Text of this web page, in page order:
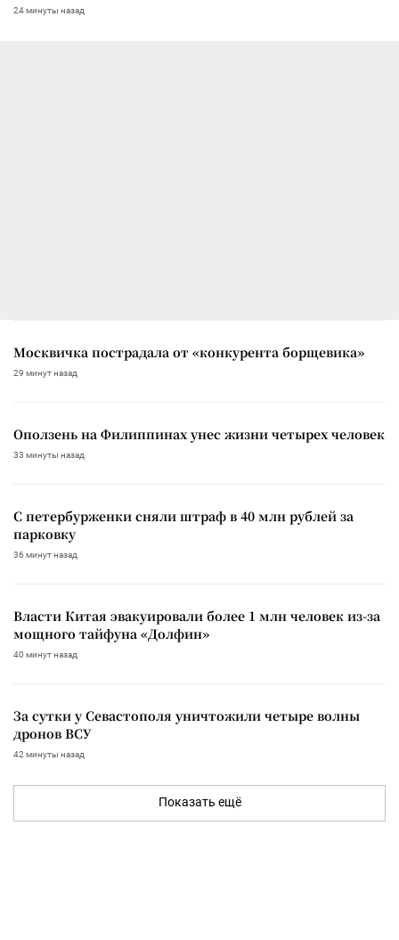
24 минуты назад
Москвичка пострадала от «конкурента борщевика»
29 минут назад
Оползень на Филиппинах унес жизни четырех человек
33 минуты назад
С петербурженки сняли штраф в 40 млн рублей за
парковку
36 минут назад
Власти Китая эвакуировали более 1 млн человек из-за
мощного тайфуна «Долфин»
40 минут назад
За сутки у Севастополя уничтожили четыре волны
дронов ВСУ
42 минуты назад
Показать ещё